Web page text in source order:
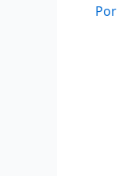
Por